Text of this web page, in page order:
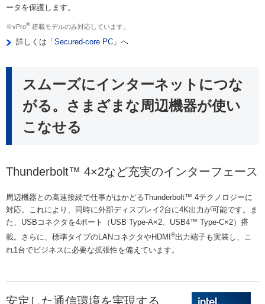
ータを保護します。
※vPro®搭載モデルのみ対応しています。
詳しくは「 Secured-core PC 」へ
スムーズにインターネットにつな
がる。さまざまな周辺機器が使い
こなせる
Thunderbolt™ 4×2など充実のインターフェース
周辺機器との高速接続で仕事がはかどるThunderbolt™ 4テクノロジーに
対応。これにより、同時に外部ディスプレイ2台に4K出力が可能です。ま
た、USBコネクタを4ポート（USB Type-A×2、USB4™ Type-C×2）搭
載。さらに、標準タイプのLANコネクタやHDMI ®出力端子も実装し、こ
れ1台でビジネスに必要な拡張性を備えています。
安定した通信環境を実現する